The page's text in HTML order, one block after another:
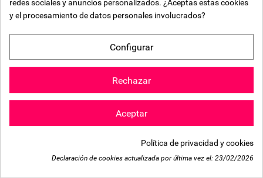
RECIBELO MAÑANA
RECIBELO MAÑANA
((confirmMessage))
((CANCELTEXT)) ((MODALDELETETEXT))
Nombre de la lista de deseos
CREAR LISTA DE DESEOS
Debe iniciar sesión para guardar productos en su lista de deseos.
INICIAR SESIÓN CANCELAR
redes sociales y anuncios personalizados. ¿Aceptas estas cookies
y el procesamiento de datos personales involucrados?
Configurar
Rechazar
Aceptar
Política de privacidad y cookies
Declaración de cookies actualizada por última vez el: 23/02/2026